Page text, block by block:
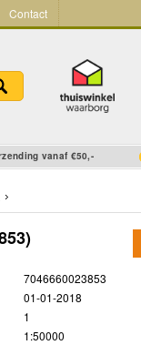
Contact
vanaf €50,-
7046660023853
01-01-2018
1
1:50000